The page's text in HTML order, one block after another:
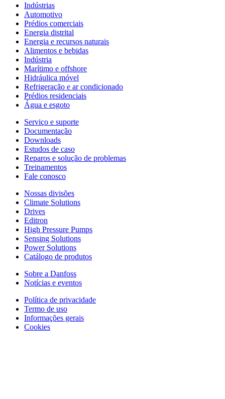
Indústrias
Automotivo
Prédios comerciais
Energia distrital
Energia e recursos naturais
Alimentos e bebidas
Indústria
Marítimo e offshore
Hidráulica móvel
Refrigeração e ar condicionado
Prédios residenciais
Água e esgoto
Serviço e suporte
Documentação
Downloads
Estudos de caso
Reparos e solução de problemas
Treinamentos
Fale conosco
Nossas divisões
Climate Solutions
Drives
Editron
High Pressure Pumps
Sensing Solutions
Power Solutions
Catálogo de produtos
Sobre a Danfoss
Notícias e eventos
Política de privacidade
Termo de uso
Informações gerais
Cookies